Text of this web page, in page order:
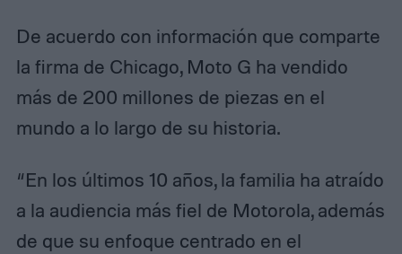
De acuerdo con información que comparte
la firma de Chicago, Moto G ha vendido
más de 200 millones de piezas en el
mundo a lo largo de su historia.
“En los últimos 10 años, la familia ha atraído
a la audiencia más fiel de Motorola, además
de que su enfoque centrado en el